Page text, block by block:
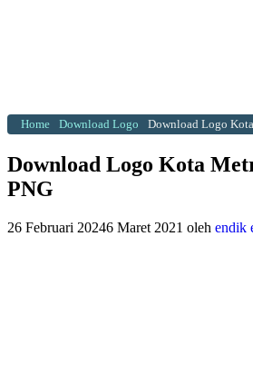
Home Download Logo Download Logo
Download Logo Kota
PNG
26 Februari 20246 Maret 2021 oleh endik